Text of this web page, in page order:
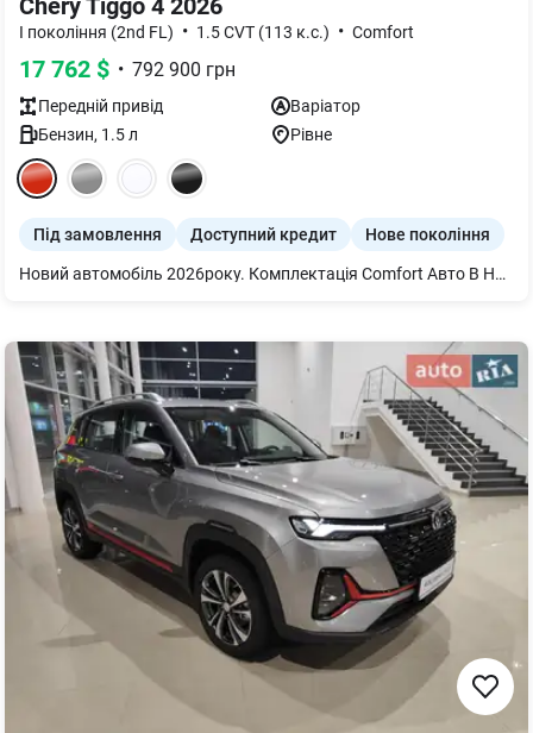
Chery Tiggo 4 2026
I покоління (2nd FL) • 1.5 CVT (113 к.с.) • Comfort
17 762 $ • 792 900 грн
Передній привід
Варіатор
Бензин, 1.5л Рівне
Під замовлення Доступний кредит Нове покоління
Новий автомобіль 2026року. Комплектація Comfort Авто В НАЯВНОСТІ в м.РІВНЕ!!! Гарантія 5 років або .150 000 км. Готівковий та безготівковий розрахунок. На місці можливе оформлення кредиту